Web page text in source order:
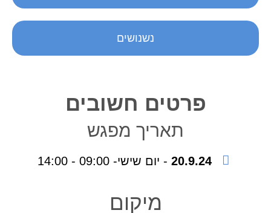
נשנושים
פרטים חשובים
תאריך מפגש
20.9.24 - יום שישי- 09:00 - 14:00
מיקום